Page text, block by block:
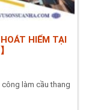
HIỂM TẠI
làm cầu thang